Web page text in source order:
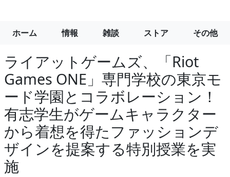
ホーム 情報 雑談 ストア その他
ライアットゲームズ、「Riot
Games ONE」専門学校の東京モ
ード学園とコラボレーション！
有志学生がゲームキャラクター
から着想を得たファッションデ
ザインを提案する特別授業を実
施